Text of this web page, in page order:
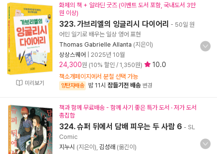
미리보기
화제의 책 + 알라딘 굿즈 (이벤트 도서 포함, 국내도서 3만
원 이상)
323. 가브리엘의 잉글리시 다이어리 - 50일 원
어민 일기로 배우는 일상 영어 표현
Thomas Gabrielle Allanta (지은이)
상상스퀘어
2025년 10월
24,300원 (10% 할인 / 1,350원) 10.0
책소개페이지에서 분철 선택 가능
양탄자배송 밤 11시 잠들기전 배송 변경
책과 함께 무료배송 - 함께 사기 좋은 특가 도서 · 저가 도서
총집합
324. 슈퍼 뒤에서 담배 피우는 두 사람 6 - SL
Comic
지누시 (지은이), 김성래 (옮긴이)